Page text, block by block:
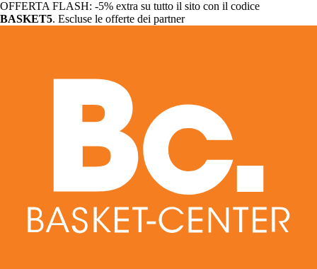
OFFERTA FLASH: -5% extra su tutto il sito con il codice
BASKET5. Escluse le offerte dei partner